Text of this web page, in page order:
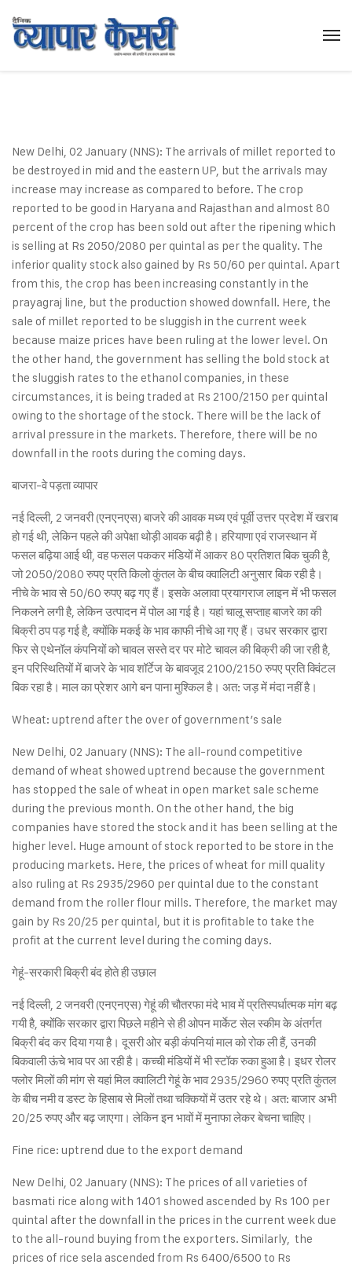
New Delhi, 02 January (NNS): The arrivals of millet reported to
be destroyed in mid and the eastern UP, but the arrivals may
increase may increase as compared to before. The crop
reported to be good in Haryana and Rajasthan and almost 80
percent of the crop has been sold out after the ripening which
is selling at Rs 2050/2080 per quintal as per the quality. The
inferior quality stock also gained by Rs 50/60 per quintal. Apart
from this, the crop has been increasing constantly in the
prayagraj line, but the production showed downfall. Here, the
sale of millet reported to be sluggish in the current week
because maize prices have been ruling at the lower level. On
the other hand, the government has selling the bold stock at
the sluggish rates to the ethanol companies, in these
circumstances, it is being traded at Rs 2100/2150 per quintal
owing to the shortage of the stock. There will be the lack of
arrival pressure in the markets. Therefore, there will be no
downfall in the roots during the coming days.
बाजरा-वे पड़ता व्यापार
नई दिल्ली, 2 जनवरी (एनएनएस) बाजरे की आवक मध्य एवं पूर्वी उत्तर प्रदेश में खराब
हो गई थी, लेकिन पहले की अपेक्षा थोड़ी आवक बढ़ी है। हरियाणा एवं राजस्थान में
फसल बढ़िया आई थी, वह फसल पककर मंडियों में आकर 80 प्रतिशत बिक चुकी है,
जो 2050/2080 रुपए प्रति किलो कुंतल के बीच क्वालिटी अनुसार बिक रही है।
नीचे के भाव से 50/60 रुपए बढ़ गए हैं। इसके अलावा प्रयागराज लाइन में भी फसल
निकलने लगी है, लेकिन उत्पादन में पोल आ गई है। यहां चालू सप्ताह बाजरे का की
बिक्री ठप पड़ गई है, क्योंकि मकई के भाव काफी नीचे आ गए हैं। उधर सरकार द्वारा
फिर से एथेनॉल कंपनियों को चावल सस्ते दर पर मोटे चावल की बिक्री की जा रही है,
इन परिस्थितियों में बाजरे के भाव शॉर्टेज के बावजूद 2100/2150 रुपए प्रति क्विंटल
बिक रहा है। माल का प्रेशर आगे बन पाना मुश्किल है। अत: जड़ में मंदा नहीं है।
Wheat: uptrend after the over of government’s sale
New Delhi, 02 January (NNS): The all-round competitive
demand of wheat showed uptrend because the government
has stopped the sale of wheat in open market sale scheme
during the previous month. On the other hand, the big
companies have stored the stock and it has been selling at the
higher level. Huge amount of stock reported to be store in the
producing markets. Here, the prices of wheat for mill quality
also ruling at Rs 2935/2960 per quintal due to the constant
demand from the roller flour mills. Therefore, the market may
gain by Rs 20/25 per quintal, but it is profitable to take the
profit at the current level during the coming days.
गेहूं-सरकारी बिक्री बंद होते ही उछाल
नई दिल्ली, 2 जनवरी (एनएनएस) गेहूं की चौतरफा मंदे भाव में प्रतिस्पर्धात्मक मांग बढ़
गयी है, क्योंकि सरकार द्वारा पिछले महीने से ही ओपन मार्केट सेल स्कीम के अंतर्गत
बिक्री बंद कर दिया गया है। दूसरी ओर बड़ी कंपनियां माल को रोक ली हैं, उनकी
बिकवाली ऊंचे भाव पर आ रही है। कच्ची मंडियों में भी स्टॉक रुका हुआ है। इधर रोलर
फ्लोर मिलों की मांग से यहां मिल क्वालिटी गेहूं के भाव 2935/2960 रुपए प्रति कुंतल
के बीच नमी व डस्ट के हिसाब से मिलों तथा चक्कियों में उतर रहे थे। अत: बाजार अभी
20/25 रुपए और बढ़ जाएगा। लेकिन इन भावों में मुनाफा लेकर बेचना चाहिए।
Fine rice: uptrend due to the export demand
New Delhi, 02 January (NNS): The prices of all varieties of
basmati rice along with 1401 showed ascended by Rs 100 per
quintal after the downfall in the prices in the current week due
to the all-round buying from the exporters. Similarly, the
prices of rice sela ascended from Rs 6400/6500 to Rs